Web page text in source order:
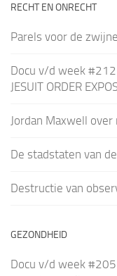
RECHT EN ONRECHT
Parels voor de
Docu v/d week #212
JESUIT ORDER
Jordan Maxwell
De stadstaten van
Destructie van
GEZONDHEID
Docu v/d week